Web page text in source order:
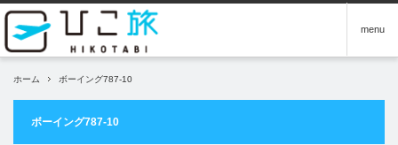
menu
ホーム ボーイング787-10
ボーイング787-10